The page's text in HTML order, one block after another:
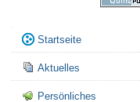
Navigation
Startseite
Aktuelles
Persönliches